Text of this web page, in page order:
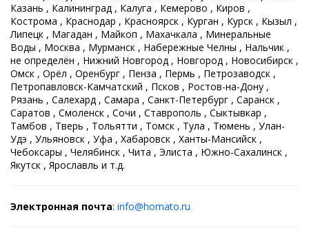
Казань , Калининград , Калуга , Кемерово , Киров ,
Кострома , Краснодар , Красноярск , Курган , Курск , Кызыл ,
Липецк , Магадан , Майкоп , Махачкала , Минеральные
Воды , Москва , Мурманск , Набережные Челны , Нальчик ,
не определён , Нижний Новгород , Новгород , Новосибирск ,
Омск , Орёл , Оренбург , Пенза , Пермь , Петрозаводск ,
Петропавловск-Камчатский , Псков , Ростов-на-Дону ,
Рязань , Салехард , Самара , Санкт-Петербург , Саранск ,
Саратов , Смоленск , Сочи , Ставрополь , Сыктывкар ,
Тамбов , Тверь , Тольятти , Томск , Тула , Тюмень , Улан-
Удэ , Ульяновск , Уфа , Хабаровск , Ханты-Мансийск ,
Чебоксары , Челябинск , Чита , Элиста , Южно-Сахалинск ,
Якутск , Ярославль и т.д.
Электронная почта: info@homato.ru